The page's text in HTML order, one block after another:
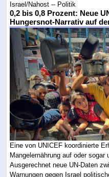
Israel/Nahost -- Politik
0,2 bis 0,8 Prozent: Neue
Hungersnot-Narrativ auf
Eine von UNICEF koordinierte
Mangelernährung auf oder sogar
Ausgerechnet neue UN-Daten
Warnungen gegen Israel